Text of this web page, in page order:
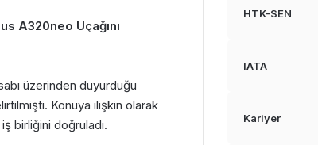
A320neo Uçağını
üzerinden duyurduğu
Konuya ilişkin olarak
birliğini doğruladı.
HTK-SEN
IATA
Kariyer